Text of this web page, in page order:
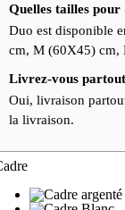
Quelles tailles pour
Duo est disponible
cm, M (60X45) cm,
Livrez-vous
Oui, livraison
la livraison.